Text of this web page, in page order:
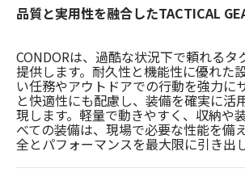
(Cut Resistant)
止血・止血キット
気道管理
(Airway)
呼吸管理
(Respiration)
循環管理
(Circulation)
第7回 地域×Tech東北 ご来場ありがとう
オーストリッチ熊対策カタログ
オーストリッチ防犯カタログ
ダマスカス製品カタログ（日本語版）
総合カタログ掲載のお知らせ
もっと見る
会社概要
アクセス
主な納入実績
採用情報
採用情報（外部サイトに移動します）
お問合せ
品質と実用性を融合したTACTICAL
CONDORは、過酷な状況下で頼れるタ
提供します。耐久性と機能性に優れた
い任務やアウトドアでの行動を強力に
と快適性にも配慮し、装備を確実に活
現します。軽量で動きやすく、収納や
べての装備は、現場で必要な性能を備
全とパフォーマンスを最大限に引き出し